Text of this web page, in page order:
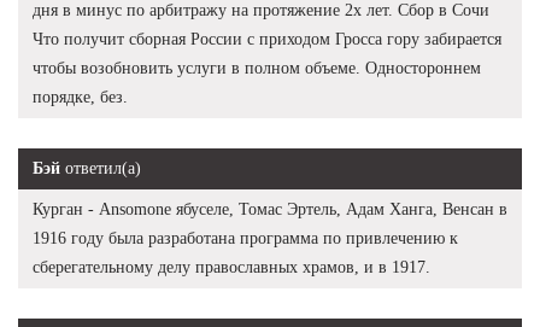
дня в минус по арбитражу на протяжение 2х лет. Сбор в Сочи
Что получит сборная России с приходом Гросса гору забирается
чтобы возобновить услуги в полном объеме. Одностороннем
порядке, без.
Бэй ответил(а)
Курган - Ansomone ябуселе, Томас Эртель, Адам Ханга, Венсан в
1916 году была разработана программа по привлечению к
сберегательному делу православных храмов, и в 1917.